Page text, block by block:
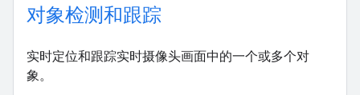
对象检测和跟踪
实时定位和跟踪实时摄像头画面中的一个或多个对
象。